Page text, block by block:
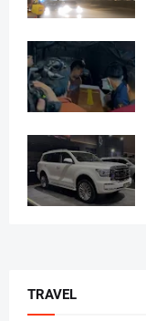
TRAVEL